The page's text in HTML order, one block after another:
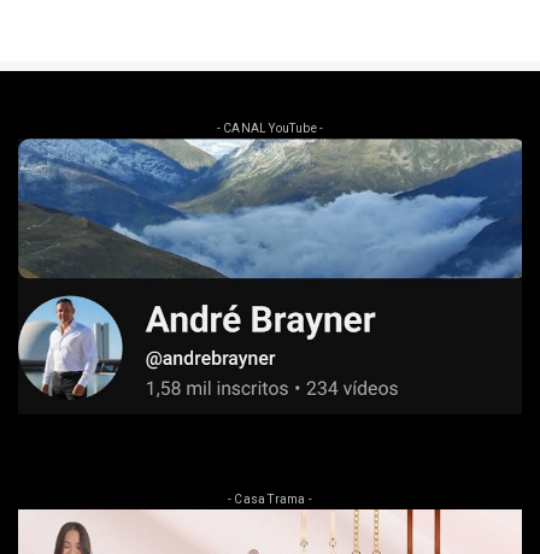
- CANAL YouTube -
- Casa Trama -